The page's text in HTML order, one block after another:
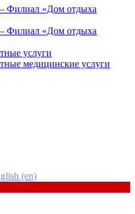
Филиал «Дом отдыха
Филиал «Дом отдыха
услуги
медицинские услуги